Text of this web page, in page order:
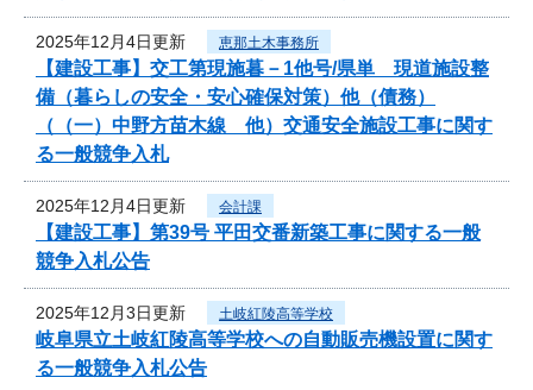
2025年12月4日更新 恵那土木事務所
【建設工事】交工第現施暮－1他号/県単 現道施設整
備（暮らしの安全・安心確保対策）他（債務）
（（一）中野方苗木線 他）交通安全施設工事に関す
る一般競争入札
2025年12月4日更新 会計課
【建設工事】第39号 平田交番新築工事に関する一般
競争入札公告
2025年12月3日更新 土岐紅陵高等学校
岐阜県立土岐紅陵高等学校への自動販売機設置に関す
る一般競争入札公告